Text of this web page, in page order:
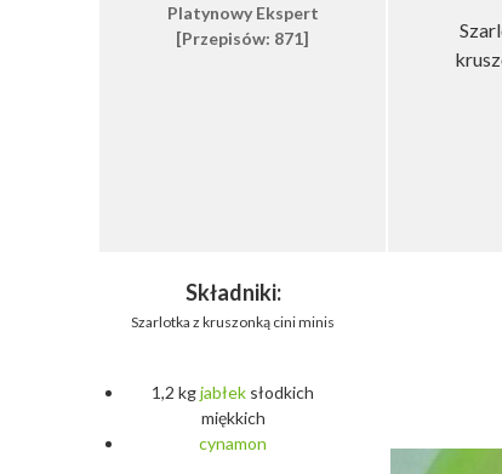
Platynowy Ekspert
[Przepisów: 871]
Składniki:
Szarlotka z kruszonką cini minis
1,2 kgjabłek słodkich
miękkich
cynamon